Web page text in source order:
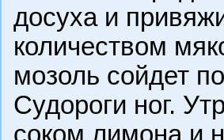
досуха и
количеством
мозоль сойдет
Судороги ног.